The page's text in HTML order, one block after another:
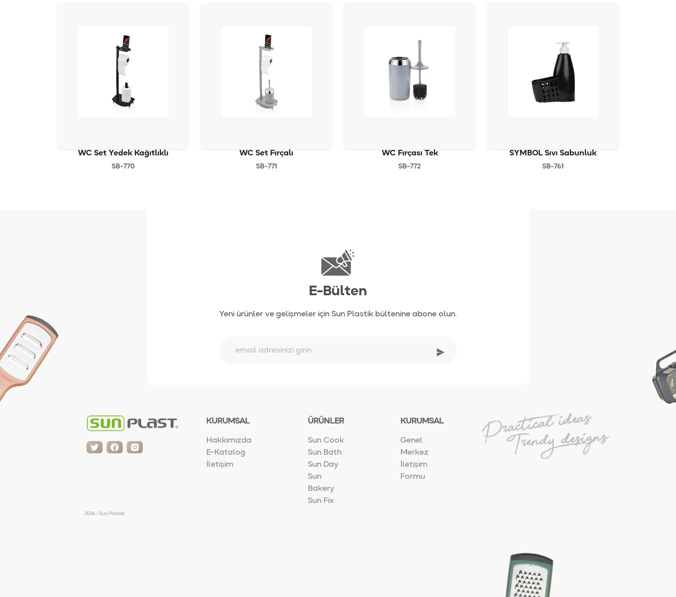
WC Set Yedek Kağıtlıklı
SB-770
WC Set Fırçalı
SB-771
WC Fırçası Tek
SB-772
SYMBOL Sıvı Sabunluk
SB-761
E-Bülten
Yeni ürünler ve gelişmeler için Sun Plastik bültenine abone olun.
2026 - Sun Plastik
KURUMSAL
Hakkımızda
E-Katalog
İletişim
ÜRÜNLER
Sun Cook
Sun Bath
Sun Day
Sun
Bakery
Sun Fix
KURUMSAL
Genel
Merkez
İletişim
Formu